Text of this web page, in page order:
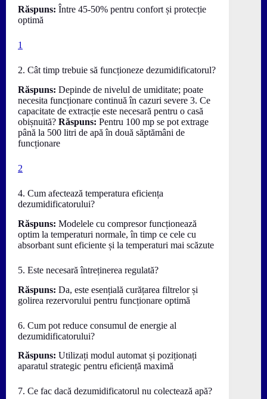
Răspuns: Între 45-50% pentru confort și protecție
optimă
1
2. Cât timp trebuie să funcționeze dezumidificatorul?
Răspuns: Depinde de nivelul de umiditate; poate
necesita funcționare continuă în cazuri severe 3. Ce
capacitate de extracție este necesară pentru o casă
obișnuită? Răspuns: Pentru 100 mp se pot extrage
până la 500 litri de apă în două săptămâni de
funcționare
2
4. Cum afectează temperatura eficiența
dezumidificatorului?
Răspuns: Modelele cu compresor funcționează
optim la temperaturi normale, în timp ce cele cu
absorbant sunt eficiente și la temperaturi mai scăzute
5. Este necesară întreținerea regulată?
Răspuns: Da, este esențială curățarea filtrelor și
golirea rezervorului pentru funcționare optimă
6. Cum pot reduce consumul de energie al
dezumidificatorului?
Răspuns: Utilizați modul automat și poziționați
aparatul strategic pentru eficiență maximă
7. Ce fac dacă dezumidificatorul nu colectează apă?